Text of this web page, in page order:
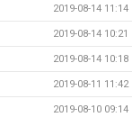
2019-08-14 11:14
2019-08-14 10:21
2019-08-14 10:18
2019-08-11 11:42
2019-08-10 09:14